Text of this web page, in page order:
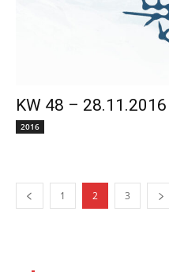
KW 48 – 28.11.2016
2016
1 2 3